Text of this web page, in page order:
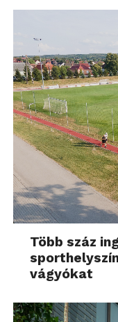
Több száz
vágyókat